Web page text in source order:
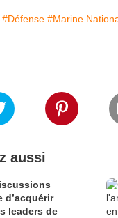
#Défense #Marine
aussi
d’acquérir
leaders de